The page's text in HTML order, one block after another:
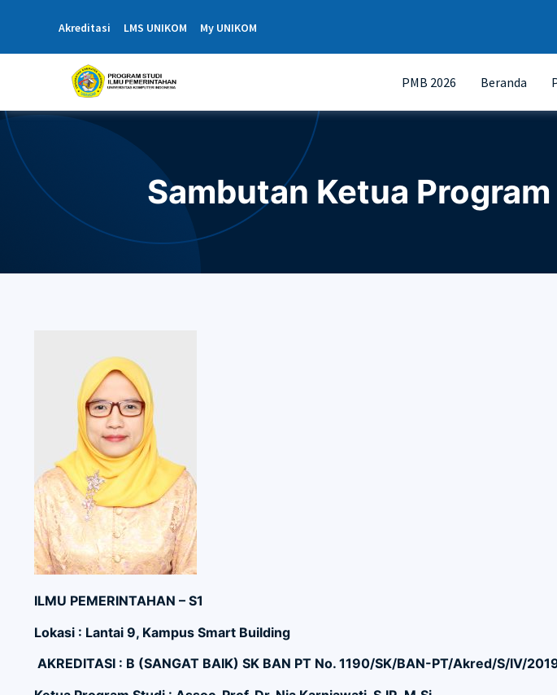
Akreditasi LMS UNIKOM My UNIKOM
PMB 2026 Beranda
Sambutan Ketua
ILMU PEMERINTAHAN – S1
Lokasi : Lantai 9, Kampus Smart Building
AKREDITASI : B (SANGAT BAIK) SK BAN PT No. 1190/SK/BAN-PT/Akred/S/IV/